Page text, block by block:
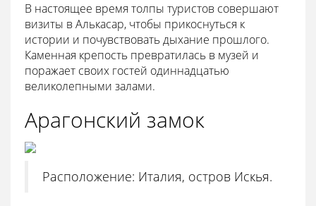
В настоящее время толпы туристов совершают
визиты в Алькасар, чтобы прикоснуться к
истории и почувствовать дыхание прошлого.
Каменная крепость превратилась в музей и
поражает своих гостей одиннадцатью
великолепными залами.
Арагонский замок
Расположение: Италия, остров Искья.